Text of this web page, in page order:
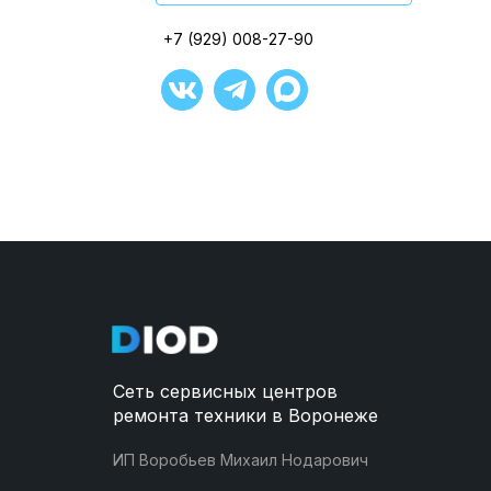
+7 (929) 008-27-90
+7 (929) 008-27-90
+7 (929) 008-27-90
+7 (929) 008-27-90
+7 (929) 008-27-90
+7 (929) 008-27-90
Сеть сервисных центров
ремонта техники в Воронеже
ИП Воробьев Михаил Нодарович